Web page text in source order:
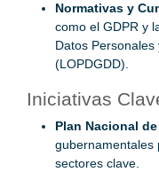
Normativas y
como el GDPR y
Datos
(LOPDGDD).
Iniciativas
Plan Nacional
gubernamentales
sectores clave.